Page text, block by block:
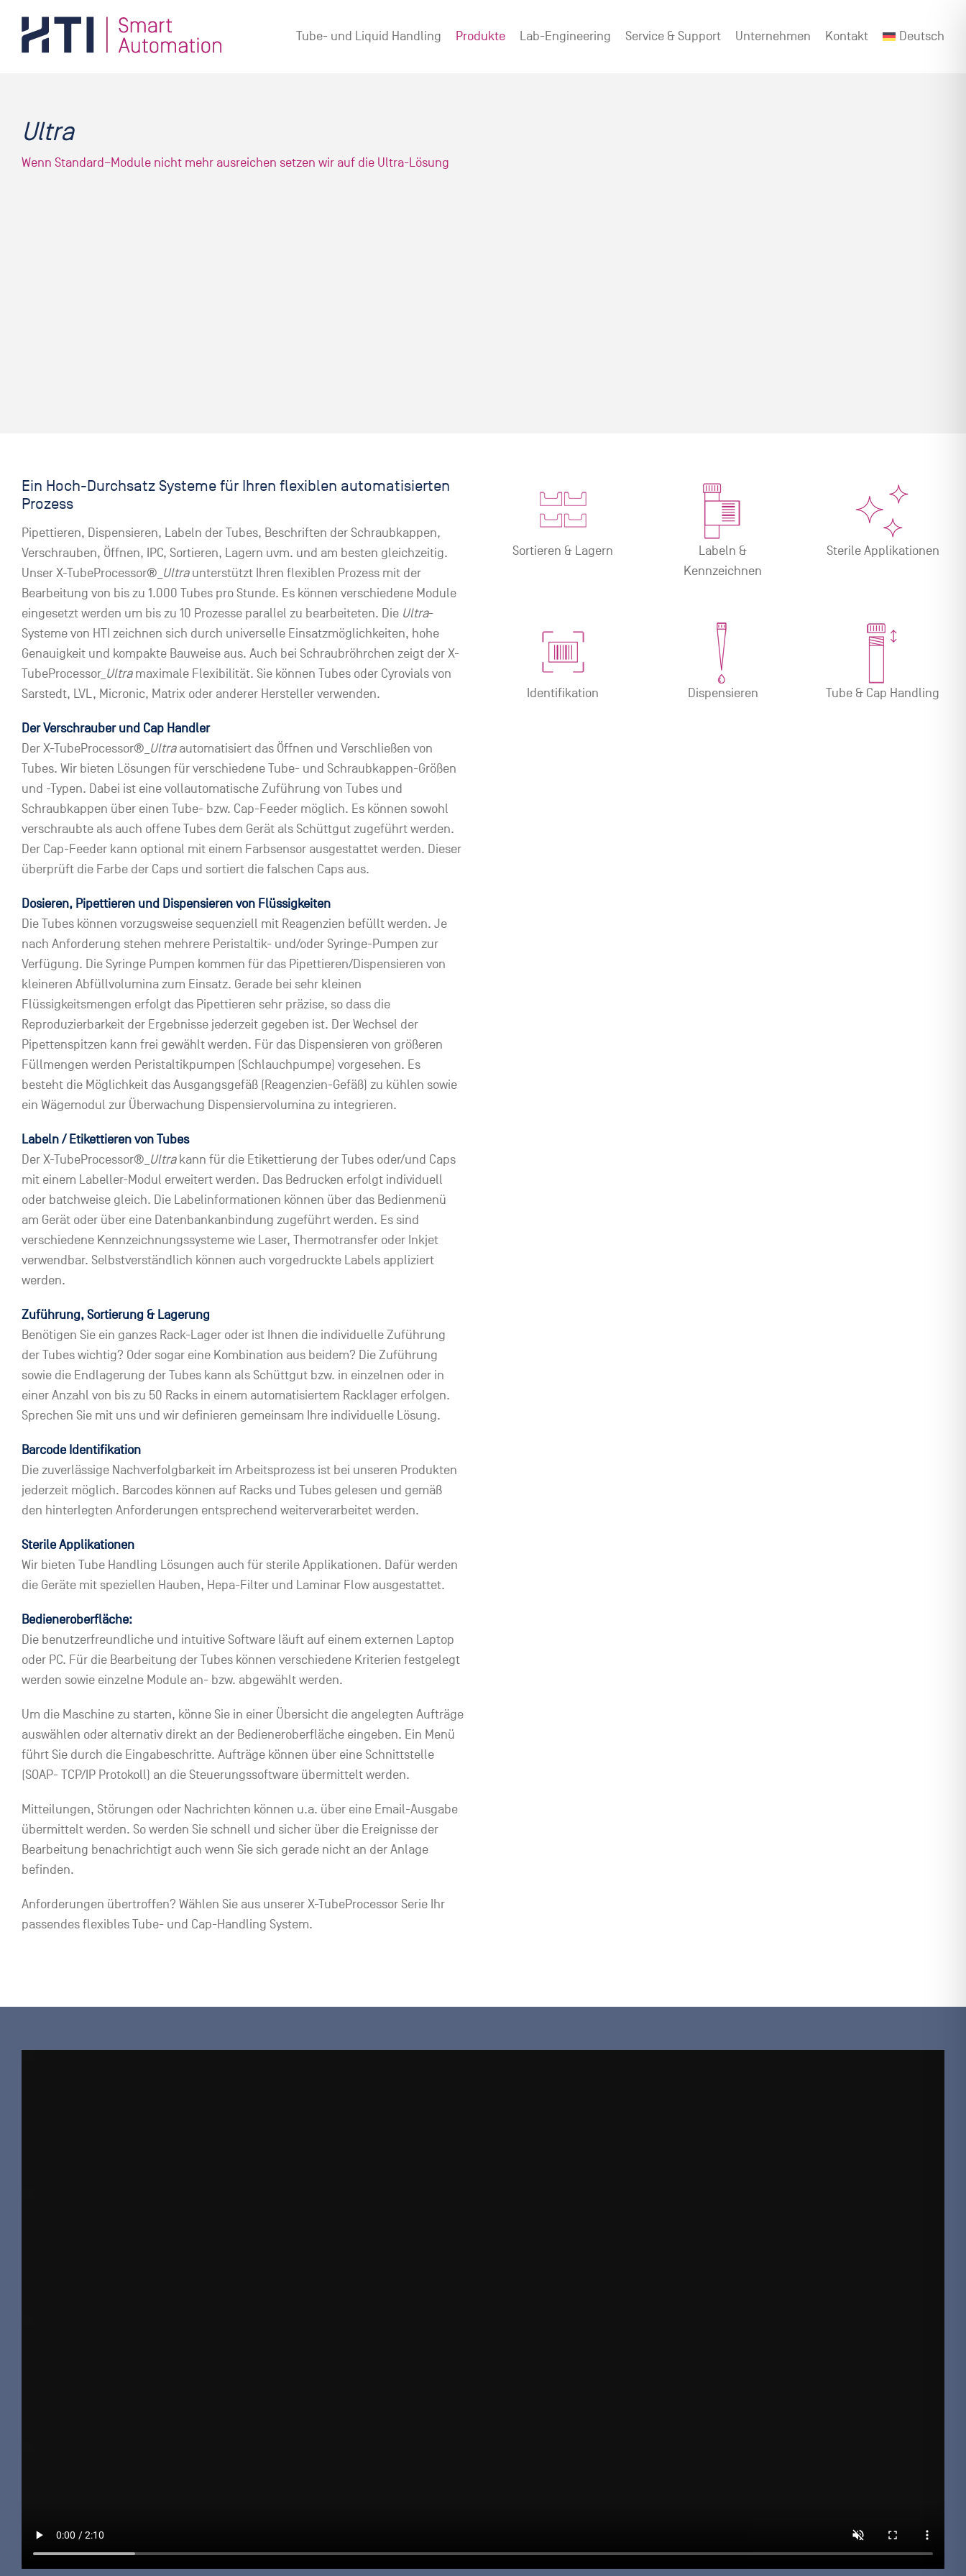
Inhalt
springen
Tube- und Liquid Handling Produkte Lab-Engineering Service & Support Unternehmen Kontakt Deutsch
Ultra
Wenn Standard–Module nicht mehr ausreichen setzen wir auf die Ultra-Lösung
Ein Hoch-Durchsatz Systeme für Ihren flexiblen automatisierten
Prozess
Pipettieren, Dispensieren, Labeln der Tubes, Beschriften der Schraubkappen,
Verschrauben, Öffnen, IPC, Sortieren, Lagern uvm. und am besten gleichzeitig.
Unser X-TubeProcessor®_ Ultraunterstützt Ihren flexiblen Prozess mit der
Bearbeitung von bis zu 1.000 Tubes pro Stunde. Es können verschiedene Module
eingesetzt werden um bis zu 10 Prozesse parallel zu bearbeiteten. Die Ultra-
Systeme von HTI zeichnen sich durch universelle Einsatzmöglichkeiten, hohe
Genauigkeit und kompakte Bauweise aus. Auch bei Schraubröhrchen zeigt der X-
TubeProcessor_ Ultramaximale Flexibilität. Sie können Tubes oder Cyrovials von
Sarstedt, LVL, Micronic, Matrix oder anderer Hersteller verwenden.
Der Verschrauber und Cap Handler
Der X-TubeProcessor®_ Ultraautomatisiert das Öffnen und Verschließen von
Tubes. Wir bieten Lösungen für verschiedene Tube- und Schraubkappen-Größen
und -Typen. Dabei ist eine vollautomatische Zuführung von Tubes und
Schraubkappen über einen Tube- bzw. Cap-Feeder möglich. Es können sowohl
verschraubte als auch offene Tubes dem Gerät als Schüttgut zugeführt werden.
Der Cap-Feeder kann optional mit einem Farbsensor ausgestattet werden. Dieser
überprüft die Farbe der Caps und sortiert die falschen Caps aus.
Dosieren, Pipettieren und Dispensieren von Flüssigkeiten
Die Tubes können vorzugsweise sequenziell mit Reagenzien befüllt werden. Je
nach Anforderung stehen mehrere Peristaltik- und/oder Syringe-Pumpen zur
Verfügung. Die Syringe Pumpen kommen für das Pipettieren/Dispensieren von
kleineren Abfüllvolumina zum Einsatz. Gerade bei sehr kleinen
Flüssigkeitsmengen erfolgt das Pipettieren sehr präzise, so dass die
Reproduzierbarkeit der Ergebnisse jederzeit gegeben ist. Der Wechsel der
Pipettenspitzen kann frei gewählt werden. Für das Dispensieren von größeren
Füllmengen werden Peristaltikpumpen (Schlauchpumpe) vorgesehen. Es
besteht die Möglichkeit das Ausgangsgefäß (Reagenzien-Gefäß) zu kühlen sowie
ein Wägemodul zur Überwachung Dispensiervolumina zu integrieren.
Labeln / Etikettieren von Tubes
Der X-TubeProcessor®_ Ultrakann für die Etikettierung der Tubes oder/und Caps
mit einem Labeller-Modul erweitert werden. Das Bedrucken erfolgt individuell
oder batchweise gleich. Die Labelinformationen können über das Bedienmenü
am Gerät oder über eine Datenbankanbindung zugeführt werden. Es sind
verschiedene Kennzeichnungssysteme wie Laser, Thermotransfer oder Inkjet
verwendbar. Selbstverständlich können auch vorgedruckte Labels appliziert
werden.
Zuführung, Sortierung & Lagerung
Benötigen Sie ein ganzes Rack-Lager oder ist Ihnen die individuelle Zuführung
der Tubes wichtig? Oder sogar eine Kombination aus beidem? Die Zuführung
sowie die Endlagerung der Tubes kann als Schüttgut bzw. in einzelnen oder in
einer Anzahl von bis zu 50 Racks in einem automatisiertem Racklager erfolgen.
Sprechen Sie mit uns und wir definieren gemeinsam Ihre individuelle Lösung.
Barcode Identifikation
Die zuverlässige Nachverfolgbarkeit im Arbeitsprozess ist bei unseren Produkten
jederzeit möglich. Barcodes können auf Racks und Tubes gelesen und gemäß
den hinterlegten Anforderungen entsprechend weiterverarbeitet werden.
Sterile Applikationen
Wir bieten Tube Handling Lösungen auch für sterile Applikationen. Dafür werden
die Geräte mit speziellen Hauben, Hepa-Filter und Laminar Flow ausgestattet.
Bedieneroberfläche:
Die benutzerfreundliche und intuitive Software läuft auf einem externen Laptop
oder PC. Für die Bearbeitung der Tubes können verschiedene Kriterien festgelegt
werden sowie einzelne Module an- bzw. abgewählt werden.
Um die Maschine zu starten, könne Sie in einer Übersicht die angelegten Aufträge
auswählen oder alternativ direkt an der Bedieneroberfläche eingeben. Ein Menü
führt Sie durch die Eingabeschritte. Aufträge können über eine Schnittstelle
(SOAP- TCP/IP Protokoll) an die Steuerungssoftware übermittelt werden.
Mitteilungen, Störungen oder Nachrichten können u.a. über eine Email-Ausgabe
übermittelt werden. So werden Sie schnell und sicher über die Ereignisse der
Bearbeitung benachrichtigt auch wenn Sie sich gerade nicht an der Anlage
befinden.
Anforderungen übertroffen? Wählen Sie aus unserer X-TubeProcessor Serie Ihr
passendes flexibles Tube- und Cap-Handling System.
Sortieren & Lagern
Identifikation
Labeln &
Kennzeichnen
Dispensieren
Sterile Applikationen
Tube & Cap Handling